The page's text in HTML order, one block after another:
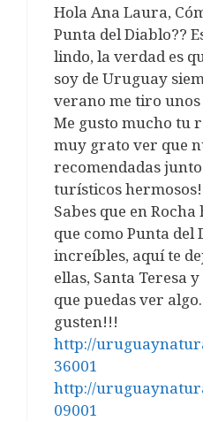
Hola Ana Laura,
Punta del Diablo??
lindo, la verdad es
soy de Uruguay
verano me tiro unos
Me gusto mucho tu
muy grato ver que
recomendadas
turísticos
Sabes que en
que como Punta del
increíbles, aquí te
ellas, Santa Teresa
que puedas ver
gusten!!!
http://
36001
http://
09001